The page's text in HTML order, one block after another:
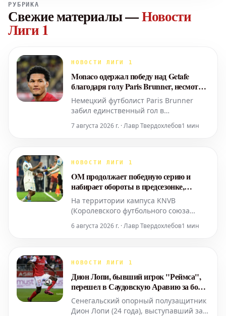
РУБРИКА
Свежие материалы—Новости
Лиги 1
НОВОСТИ ЛИГИ 1
Monaco одержал победу над Getafe
благодаря голу Paris Brunner, несмотря
на удаление
Немецкий футболист Paris Brunner
забил единственный гол в
товарищеском матче против Getafe
(1:0) в четверг вечером. Эта победа
Christian Mawissa на 78-й минуте
результат.
7 августа 2026 г. · Лавр Твердохлебов1 мин
НОВОСТИ ЛИГИ 1
OM продолжает победную серию и
набирает обороты в предсезонке,
уверенно обыграв Аль-Шаханию
На территории кампуса KNVB
(Королевского футбольного союза
Нидерландов) футбольный клуб
«Олимпик Марсель» одержал свою
Шахания» со счетом 3:0 в минувшую
продолжат наращивать свою форму
перед возобновление
6 августа 2026 г. · Лавр Твердохлебов1 мин
НОВОСТИ ЛИГИ 1
Дион Лопи, бывший игрок "Реймса",
перешел в Саудовскую Аравию за более
чем 10 миллионов евро
Сенегальский опорный полузащитник
Дион Лопи (24 года), выступавший за